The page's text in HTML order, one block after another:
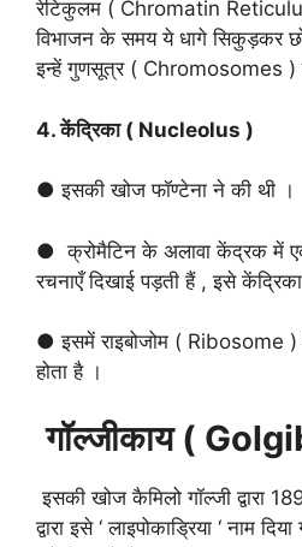
रेटिकुलम ( Chromatin
विभाजन के समय ये धागे सिकुड़कर
इन्हें गुणसूत्र ( Chromosomes
4. केंद्रिका ( Nucleolus )
● इसकी खोज फॉण्टेना ने की थी ।
● क्रोमैटिन के अलावा केंद्रक में
रचनाएँ दिखाई पड़ती हैं , इसे
● इसमें राइबोजोम ( Ribosome
होता है ।
गॉल्जीकाय (
इसकी खोज कैमिलो गॉल्जी द्वारा
द्वारा इसे ‘ लाइपोकाड्रिया ‘ नाम